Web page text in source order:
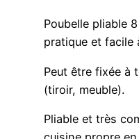
Poubelle pliable
pratique et facile
Peut être fixée à
(tiroir, meuble).
Pliable et très